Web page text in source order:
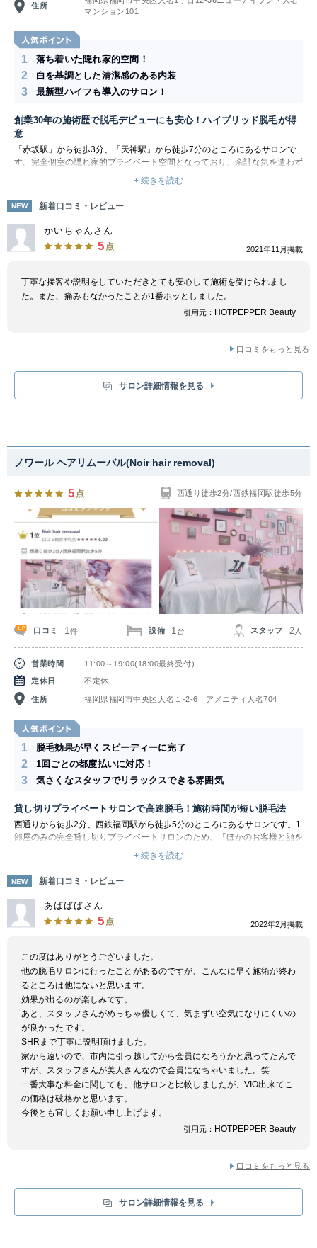
住所
マンション101
1 落ち着いた隠れ家的空間！
2 白を基調とした清潔感のある内装
3 最新型ハイフも導入のサロン！
創業30年の施術歴で脱毛デビューにも安心！ハイブリッド脱毛が得
意
「赤坂駅」から徒歩3分、「天神駅」から徒歩7分のところにあるサロンで
す。完全個室の隠れ家的プライベート空間となっており、余計な気を遣わず
に施術が受けられます。丁寧なカウンセリングで、初めての方にもオスス
メ！白を基調とした清潔感のある内装で、優雅にゆったりと過ごしましょ
う。
脱毛は、全身脱毛、顔脱毛、VIO脱毛など幅広いメニューの中から選べま
す。痛みが少なく肌に優しい施術のため「脱毛特有の痛みが苦手…」「肌が
荒れやすいのが心配」という方にもおすすめです。リーズナブルな価格設定
なので、長く継続して通い続けられます。無理な勧誘はなく、1回ごとの都
脱毛以外にも、3Dハイフ(HIFU)フェイシャルなどトータルビューティーケ
アができるメニューが揃っています。知識豊富なスタッフが貴方の悩みを解
決しますので、お肌や身体に関するお悩みは何でも相談してみましょう。
+ 続きを読む
NEW 新着口コミ・レビュー
かいちゃんさん
5 点 2021年11月掲載
丁寧な接客や説明をしていただきとても安心して施術を受けられまし
た。また、痛みもなかったことが1番ホッとしました。
引用元： HOTPEPPER Beauty
口コミをもっと見る
サロン詳細情報を見る
ノワール ヘアリムーバル(Noir hair removal)
5 点 西通り徒歩2分/西鉄福岡駅徒歩5分
口コミ 1 件 設備 1 台 スタッフ 2 人
営業時間
11:00～19:00(18:00最終受付)
定休日
不定休
住所 福岡県福岡市中央区大名１-2-6 アメニティ大名704
1 脱毛効果が早くスピーディーに完了
2 1回ごとの都度払いに対応！
3 気さくなスタッフでリラックスできる雰囲気
貸し切りプライベートサロンで高速脱毛！施術時間が短い脱毛法
西通りから徒歩2分、西鉄福岡駅から徒歩5分のところにあるサロンです。1
部屋のみの完全貸し切りプライベートサロンのため、「ほかのお客様と顔を
合わせたくない」「ゆったり落ち着いた時間を過ごしたい」という方におす
すめですよ。お客様の中でも男性の会員は8割以上の比率なので、脱毛に通
いづらいという方も気軽に利用できます。
脱毛には最新美肌脱毛機を導入しており、痛みがほぼ無いのが特徴です。男
性特有の濃いヒゲや太い毛にもしっかり対応しているため、カミソリ負けで
お悩みの方も必見！脱毛でツルツルの美肌を手に入れましょう。
脱毛の施術前には、スタッフが丁寧にカウンセリングを行います。きさくな
高く、信頼の実績！
+ 続きを読む
NEW 新着口コミ・レビュー
あばばばさん
5 点 2022年2月掲載
この度はありがとうございました。
他の脱毛サロンに行ったことがあるのですが、こんなに早く施術が終わ
るところは他にないと思います。
効果が出るのが楽しみです。
あと、スタッフさんがめっちゃ優しくて、気まずい空気になりにくいの
が良かったです。
SHRまで丁寧に説明頂けました。
家から遠いので、市内に引っ越してから会員になろうかと思ってたんで
すが、スタッフさんが美人さんなので会員になちゃいました。笑
一番大事な料金に関しても、他サロンと比較しましたが、VIO出来てこ
の価格は破格かと思います。
今後とも宜しくお願い申し上げます。
引用元： HOTPEPPER Beauty
口コミをもっと見る
サロン詳細情報を見る